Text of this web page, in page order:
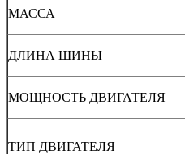
МАССА
ДЛИНА ШИНЫ
МОЩНОСТЬ ДВИГАТЕЛЯ
ТИП ДВИГАТЕЛЯ